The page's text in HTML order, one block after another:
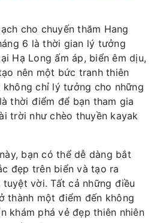
cho chuyến thăm Hang
6 là thời gian lý tưởng
Hạ Long ấm áp, biển êm dịu,
nên một bức tranh thiên
không chỉ lý tưởng cho những
thời điểm để bạn tham gia
trời như chèo thuyền kayak
bạn có thể dễ dàng bắt
đẹp trên biển và tạo ra
vời. Tất cả những điều
thành một điểm đến không
khám phá vẻ đẹp thiên nhiên